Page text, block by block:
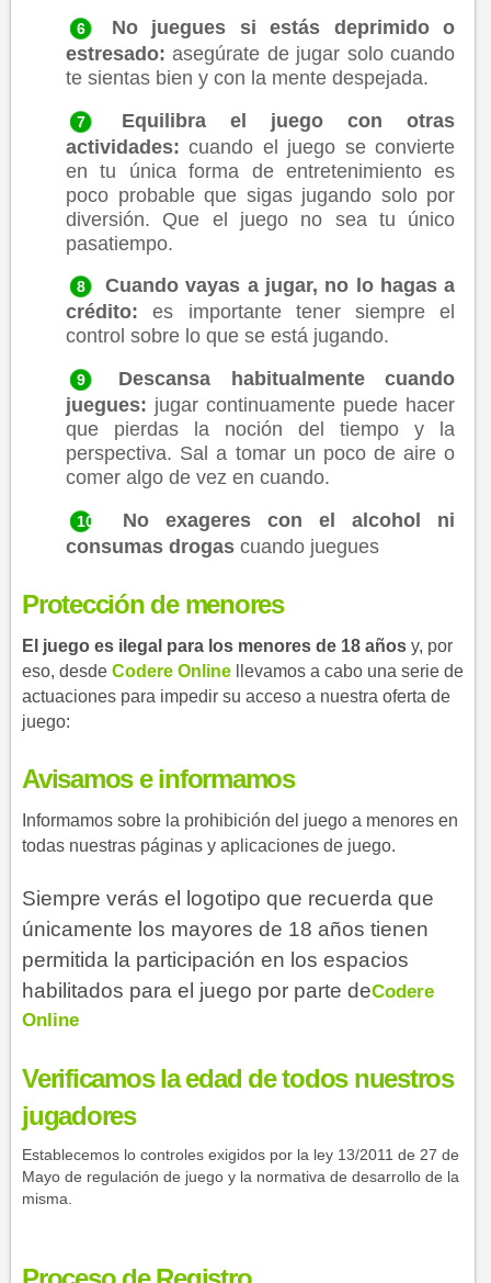
No juegues si estás deprimido o
estresado:asegúrate de jugar solo cuando
te sientas bien y con la mente despejada.
Equilibra el juego con otras
actividades:cuando el juego se convierte
en tu única forma de entretenimiento es
poco probable que sigas jugando solo por
diversión. Que el juego no sea tu único
pasatiempo.
Cuando vayas a jugar, no lo hagas a
crédito:es importante tener siempre el
control sobre lo que se está jugando.
Descansa habitualmente cuando
juegues: jugar continuamente puede hacer
que pierdas la noción del tiempo y la
perspectiva. Sal a tomar un poco de aire o
comer algo de vez en cuando.
No exageres con el alcohol ni
consumas drogas cuando juegues
Protección de menores
El juego es ilegal para los menores de 18 años y, por
eso, desde C​odere Online llevamos a cabo una serie de
actuaciones para impedir su acceso a nuestra oferta de
juego:
Avisamos e informamos
Informamos sobre la prohibición del juego a menores en
todas nuestras páginas y aplicaciones de juego.
Siempre verás el logotipo que recuerda que
únicamente los mayores de 18 años tienen
permitida la participación en los espacios
habilitados para el juego por parte deC​odere
Online
Verificamos la edad de todos nuestros
jugadores
Establecemos lo controles exigidos por la ley 13/2011 de 27 de
Mayo de regulación de juego y la normativa de desarrollo de la
misma.